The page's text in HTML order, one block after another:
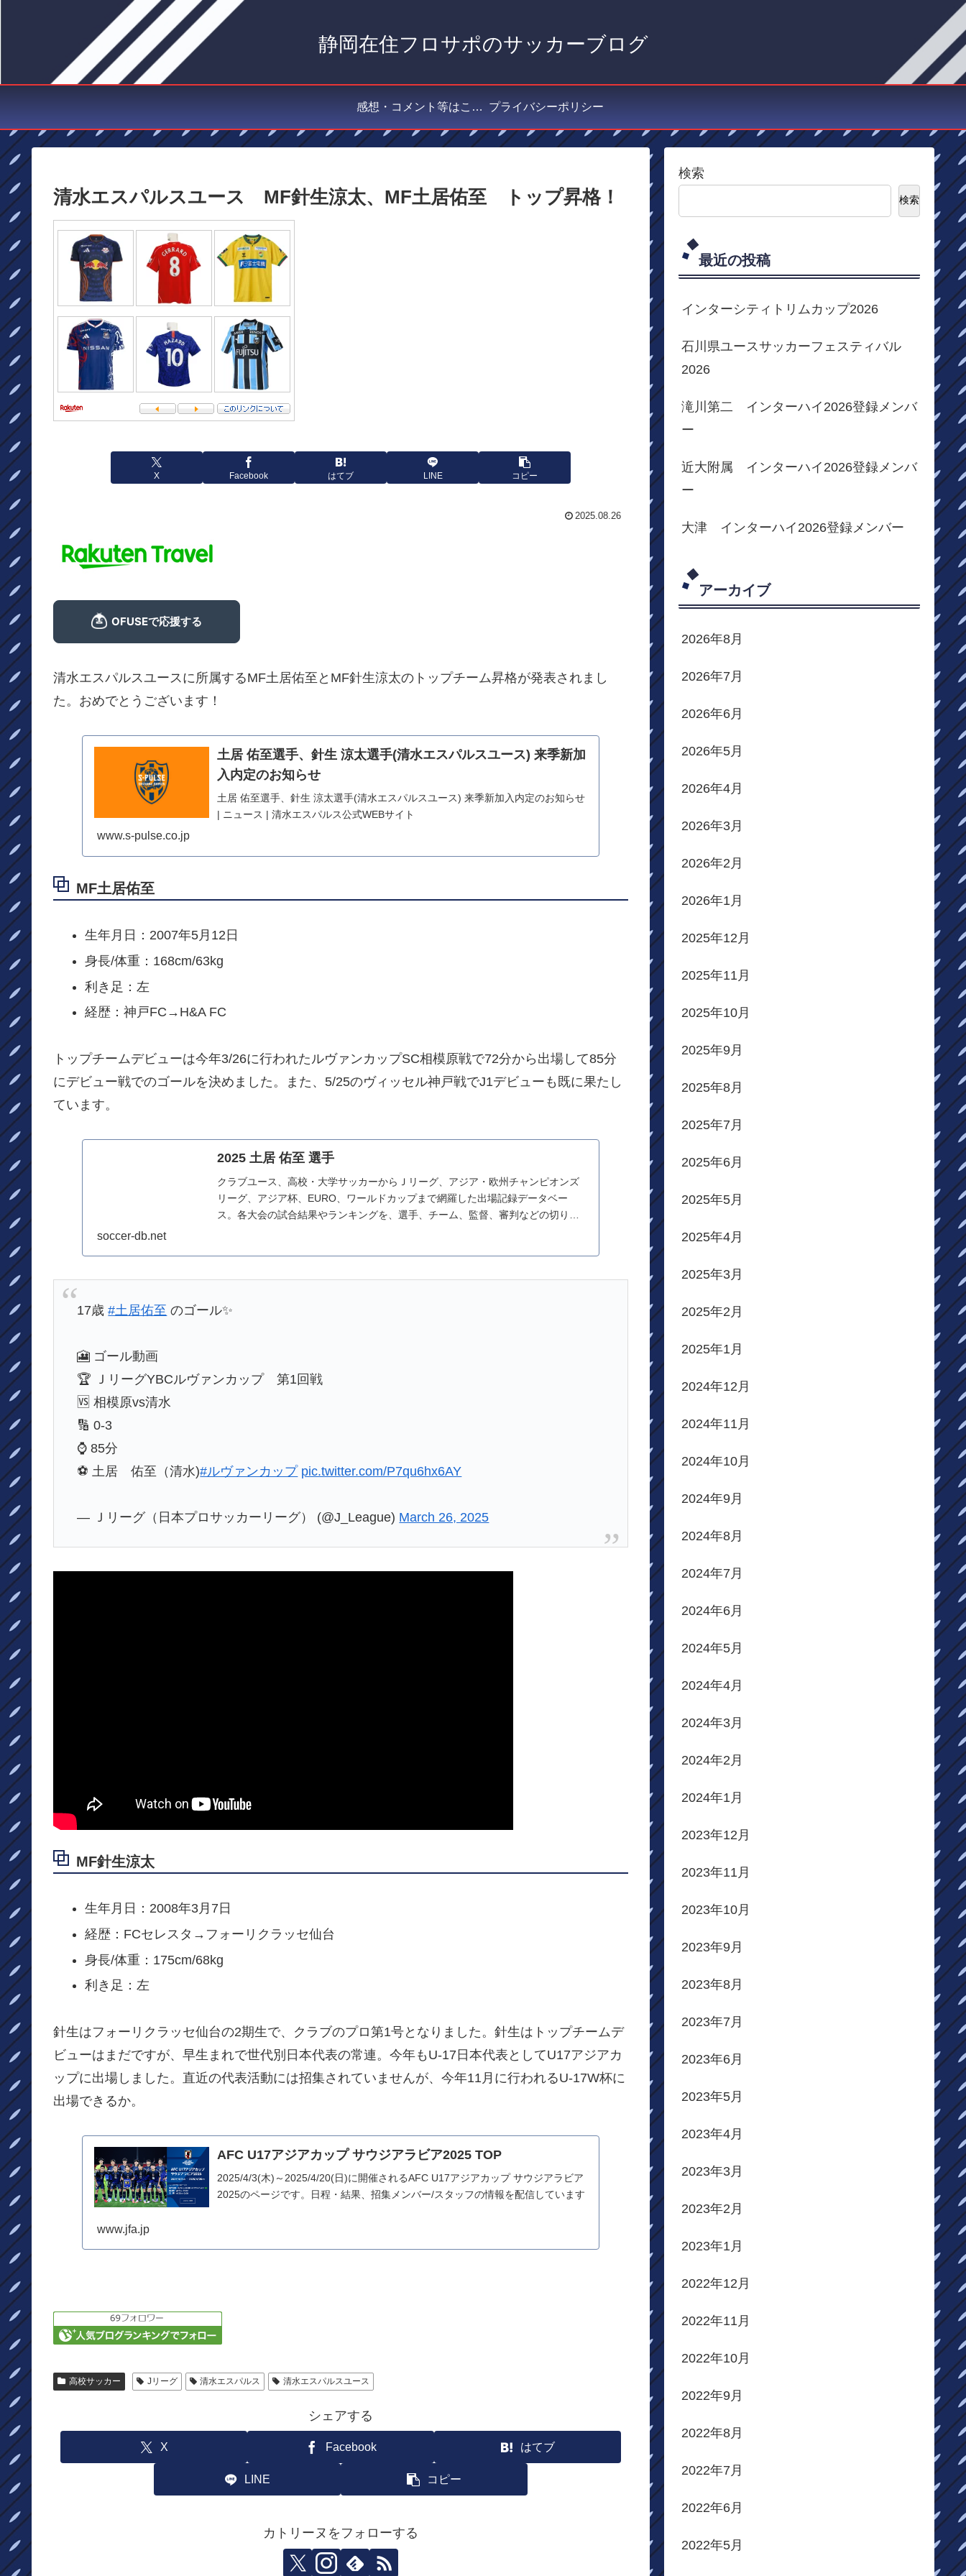
静岡在住フロサポのサッカーブログ
感想・コメント等はこちら プライバシーポリシー
清水エスパルスユース MF針生涼太、MF土居佑至 トップ昇格！
X Facebook はてブ LINE コピー
2025.08.26
清水エスパルスユースに所属するMF土居佑至とMF針生涼太のトップチーム昇格が発表されまし
た。おめでとうございます！
土居 佑至選手、針生 涼太選手(清水エスパルスユース) 来季新加
入内定のお知らせ
土居 佑至選手、針生 涼太選手(清水エスパルスユース) 来季新加入内定のお知らせ
| ニュース | 清水エスパルス公式WEBサイト
www.s-pulse.co.jp
MF土居佑至
生年月日：2007年5月12日
身長/体重：168cm/63kg
利き足：左
経歴：神戸FC→H&A FC
トップチームデビューは今年3/26に行われたルヴァンカップSC相模原戦で72分から出場して85分
にデビュー戦でのゴールを決めました。また、5/25のヴィッセル神戸戦でJ1デビューも既に果たし
ています。
2025 土居 佑至 選手
クラブユース、高校・大学サッカーからＪリーグ、アジア・欧州チャンピオンズ
リーグ、アジア杯、EURO、ワールドカップまで網羅した出場記録データベー
ス。各大会の試合結果やランキングを、選手、チーム、監督、審判などの切り口
soccer-db.net
17歳#土居佑至 のゴール✨️
🎦 ゴール動画
🏆 ＪリーグYBCルヴァンカップ 第1回戦
🆚 相模原vs清水
🔢 0-3
⌚️ 85分
⚽️ 土居 佑至（清水)#ルヴァンカップ pic.twitter.com/P7qu6hx6AY
— Ｊリーグ（日本プロサッカーリーグ） (@J_League) March 26, 2025
MF針生涼太
生年月日：2008年3月7日
経歴：FCセレスタ→フォーリクラッセ仙台
身長/体重：175cm/68kg
利き足：左
針生はフォーリクラッセ仙台の2期生で、クラブのプロ第1号となりました。針生はトップチームデ
ビューはまだですが、早生まれで世代別日本代表の常連。今年もU-17日本代表としてU17アジアカ
ップに出場しました。直近の代表活動には招集されていませんが、今年11月に行われるU-17W杯に
出場できるか。
AFC U17アジアカップ サウジアラビア2025 TOP
2025/4/3(木)～2025/4/20(日)に開催されるAFC U17アジアカップ サウジアラビア
2025のページです。日程・結果、招集メンバー/スタッフの情報を配信しています
www.jfa.jp
高校サッカー Jリーグ 清水エスパルス 清水エスパルスユース
シェアする
X Facebook はてブ
LINE コピー
カトリーヌをフォローする
検索
検索
最近の投稿
インターシティトリムカップ2026
石川県ユースサッカーフェスティバル
2026
滝川第二 インターハイ2026登録メンバ
ー
近大附属 インターハイ2026登録メンバ
ー
大津 インターハイ2026登録メンバー
アーカイブ
2026年8月
2026年7月
2026年6月
2026年5月
2026年4月
2026年3月
2026年2月
2026年1月
2025年12月
2025年11月
2025年10月
2025年9月
2025年8月
2025年7月
2025年6月
2025年5月
2025年4月
2025年3月
2025年2月
2025年1月
2024年12月
2024年11月
2024年10月
2024年9月
2024年8月
2024年7月
2024年6月
2024年5月
2024年4月
2024年3月
2024年2月
2024年1月
2023年12月
2023年11月
2023年10月
2023年9月
2023年8月
2023年7月
2023年6月
2023年5月
2023年4月
2023年3月
2023年2月
2023年1月
2022年12月
2022年11月
2022年10月
2022年9月
2022年8月
2022年7月
2022年6月
2022年5月